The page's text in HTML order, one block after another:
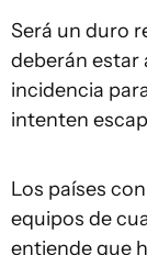
Será un duro
deberán estar
incidencia
intenten
Los países
equipos de
entiende que